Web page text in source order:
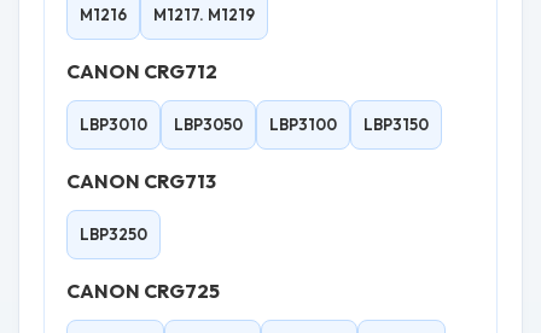
M1216 M1217. M1219
CANON CRG712
LBP3010 LBP3050 LBP3100 LBP3150
CANON CRG713
LBP3250
CANON CRG725